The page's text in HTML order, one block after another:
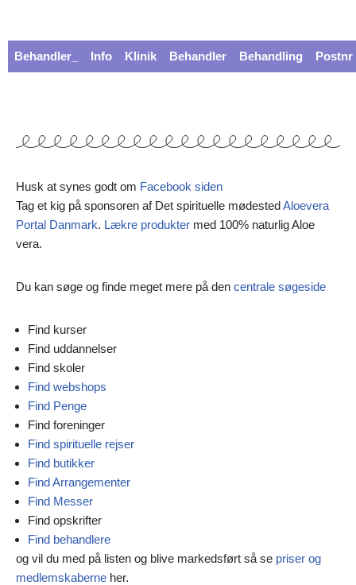
Behandler_ Info Klinik Behandler Behandling Postnr
Husk at synes godt om Facebook siden
Tag et kig på sponsoren af Det spirituelle mødestedAloevera
Portal Danmark. Lækre produkter med 100% naturlig Aloe
vera.
Du kan søge og finde meget mere på den centrale søgeside
Find kurser
Find uddannelser
Find skoler
Find webshops
Find Penge
Find foreninger
Find spirituelle rejser
Find butikker
Find Arrangementer
Find Messer
Find opskrifter
Find behandlere
og vil du med på listen og blive markedsført så se priser og
medlemskaberne her.